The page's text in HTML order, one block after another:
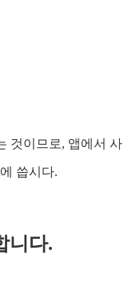
것이므로, 앱에서 사
씁시다.
니다.